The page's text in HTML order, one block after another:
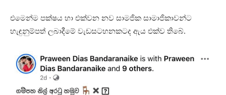
එමෙන්ම පක්ෂය හා එක්වන නව සාමජික සාමාජිකාවන්ට
හැඳුනුම්පත් ලබාදීමේ වැඩසටහනකටද ඇය එක්ව තිබේ.